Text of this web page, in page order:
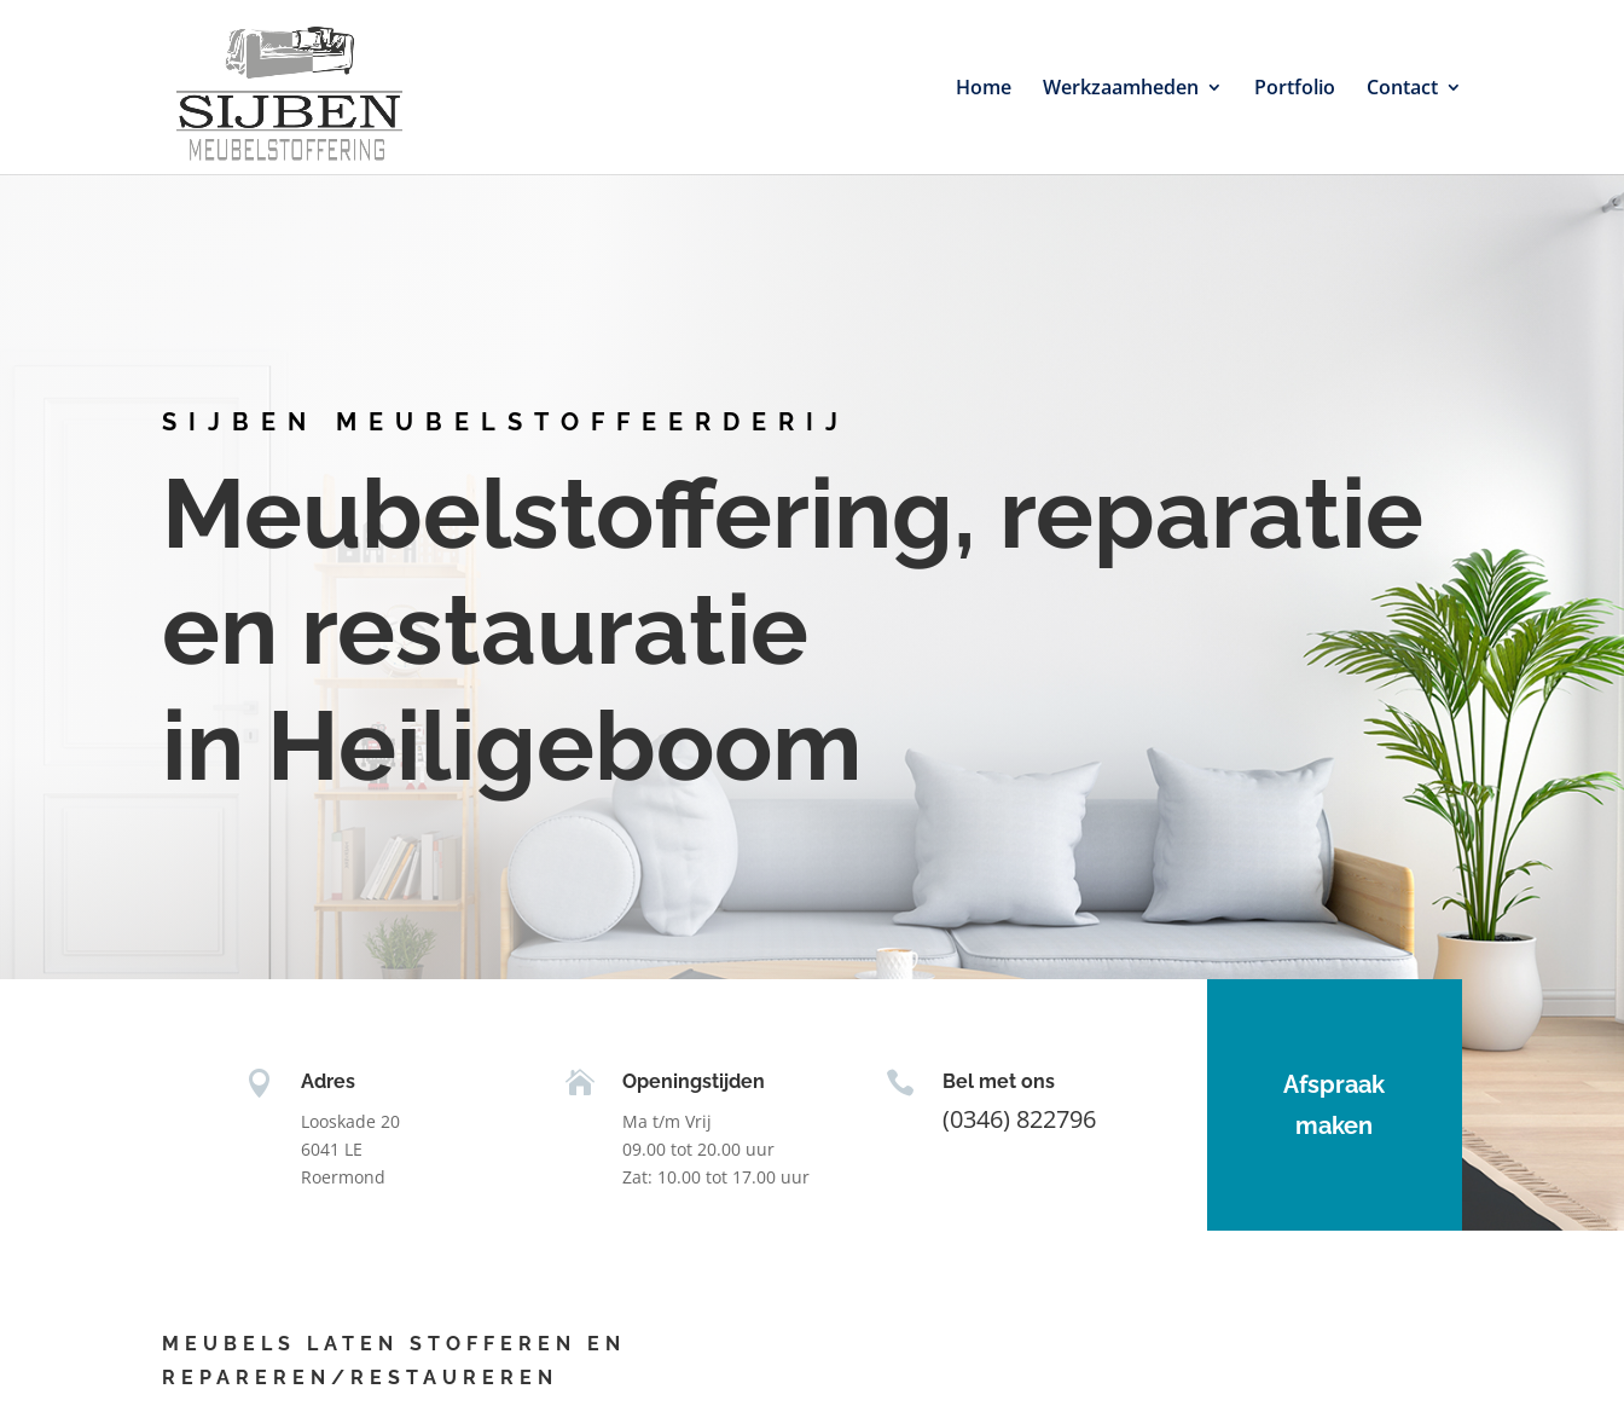
Home Werkzaamheden Portfolio Contact
SIJBEN MEUBELSTOFFEERDERIJ
Meubelstoffering, reparatie
en restauratie
in Heiligeboom

Adres
Looskade 20
6041 LE
Roermond

Openingstijden
Ma t/m Vrij
09.00 tot 20.00 uur
Zat: 10.00 tot 17.00 uur
 Bel met ons
(0346) 822796
Afspraak
maken
MEUBELS LATEN STOFFEREN EN
REPAREREN/RESTAUREREN